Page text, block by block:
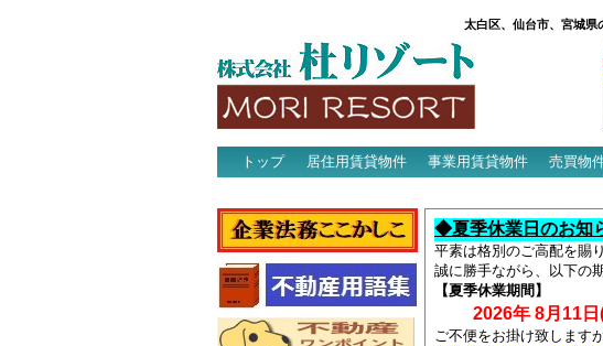
太白区、仙台市、宮城県
トップ 居住用賃貸物件 事業用賃貸物件 売買物
◆夏季休業日のお知
平素は格別のご高配を賜
誠に勝手ながら、以下の
【夏季休業期間】
2026年 8月11日
ご不便をお掛け致します